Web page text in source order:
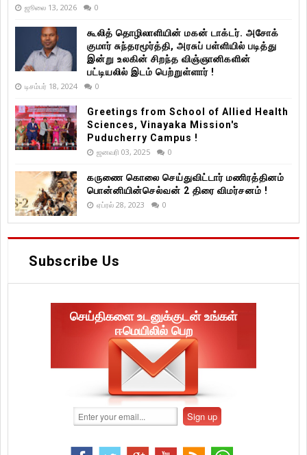
ஜூலை 13, 2026 0
கூலித் தொழிலாளியின் மகன் டாக்டர். அசோக்
குமார் சுந்தரமூர்த்தி, அரசுப் பள்ளியில் படித்து
இன்று உலகின் சிறந்த விஞ்ஞானிகளின்
பட்டியலில் இடம் பெற்றுள்ளார் !
டிசம்பர் 18, 2024 0
Greetings from School of Allied Health
Sciences, Vinayaka Mission's
Puducherry Campus !
ஜனவரி 03, 2025 0
கருணை கொலை செய்துவிட்டார் மணிரத்தினம்
பொன்னியின்செல்வன் 2 திரை விமர்சனம் !
ஏப்ரல் 28, 2023 0
Subscribe Us
செய்திகளை உடனுக்குடன் உங்கள்
ஈமெயிலில் பெற